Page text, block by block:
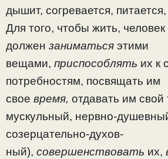
дышит, согревается,
Для того, чтобы жить, человек
должен заниматься этими
вещами, приспособлять их к
потребностям, посвящать им
свое время, отдавать им свой
мускульный, нервно-
созерцательно-духов­
ный), совершенствовать их,